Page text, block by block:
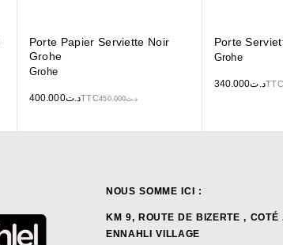
Porte Papier Serviette Noir
Grohe
Grohe
د.ت450.000 د.ت400.000 TTC
Porte
Grohe
د.ت340.000
NOUS SOMME ICI :
KM 9, ROUTE DE BIZERTE ,
ENNAHLI VILLAGE